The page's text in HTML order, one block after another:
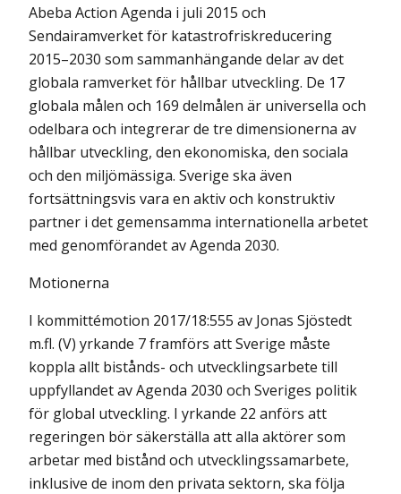
Abeba Action Agenda i juli 2015 och
Sendairamverket för katastrofriskreducering
2015–2030 som sammanhängande delar av det
globala ramverket för hållbar utveckling. De 17
globala målen och 169 delmålen är universella och
odelbara och integrerar de tre dimensionerna av
hållbar utveckling, den ekonomiska, den sociala
och den miljömässiga. Sverige ska även
fortsättningsvis vara en aktiv och konstruktiv
partner i det gemensamma internationella arbetet
med genomförandet av Agenda 2030.
Motionerna
I kommittémotion 2017/18:555 av Jonas Sjöstedt
m.fl. (V) yrkande 7 framförs att Sverige måste
koppla allt bistånds- och utvecklingsarbete till
uppfyllandet av Agenda 2030 och Sveriges politik
för global utveckling. I yrkande 22 anförs att
regeringen bör säkerställa att alla aktörer som
arbetar med bistånd och utvecklingssamarbete,
inklusive de inom den privata sektorn, ska följa